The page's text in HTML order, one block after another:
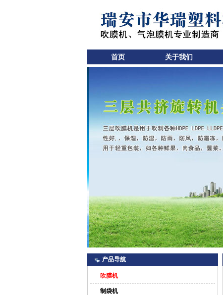
首页 关于我们
产品导航
吹膜机
制袋机